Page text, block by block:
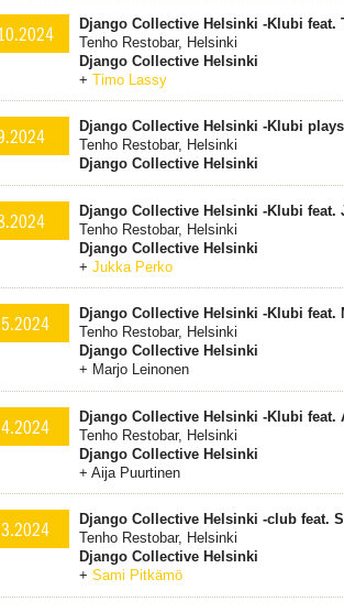
Django Collective Helsinki -Klubi feat.
Tenho Restobar, Helsinki
Django Collective Helsinki
+ Timo Lassy
Django Collective Helsinki -Klubi
Tenho Restobar, Helsinki
Django Collective Helsinki
Django Collective Helsinki -Klubi feat.
Tenho Restobar, Helsinki
Django Collective Helsinki
+ Jukka Perko
Django Collective Helsinki -Klubi feat.
Tenho Restobar, Helsinki
Django Collective Helsinki
+ Marjo Leinonen
Django Collective Helsinki -Klubi feat.
Tenho Restobar, Helsinki
Django Collective Helsinki
+ Aija Puurtinen
Django Collective Helsinki -club feat.
Tenho Restobar, Helsinki
Django Collective Helsinki
+ Sami Pitkämö